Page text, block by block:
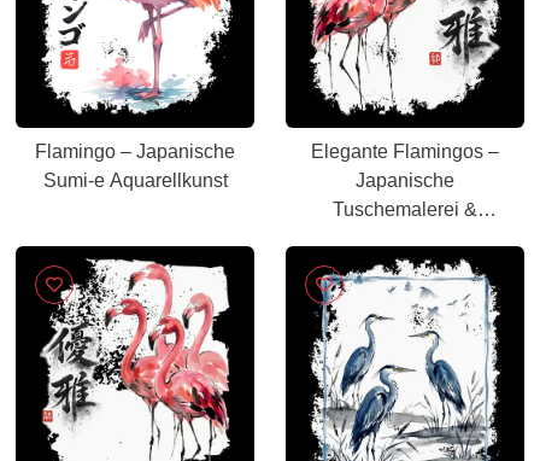
Flamingo – Japanische
Sumi-e Aquarellkunst
Elegante Flamingos –
Japanische
Tuschemalerei &